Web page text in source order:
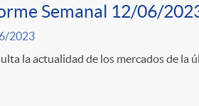
Semanal 12/06/
2023
la actualidad de los mercados de la